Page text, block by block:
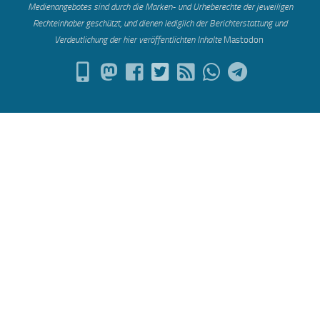
Medienangebotes sind durch die Marken- und Urheberechte der jeweiligen
Rechteinhaber geschützt, und dienen lediglich der Berichterstattung und
Verdeutlichung der hier veröffentlichten Inhalte Mastodon